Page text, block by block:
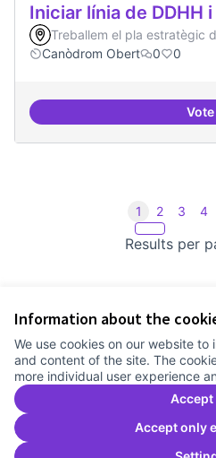
Information about the
We use cookies on our website
and content of the site. The
more individual user experience
Accept
Accept only
Iniciar línia de DDHH
Treballem el pla estratègic
Canòdrom Obert
0 0
Vote
Results per
1 2 3 4
Cookie settings
Comunitat Canòdrom at Facebook
(External link)
Comunitat Canòdrom at Instagram
(External link)
Comunitat Canòdrom at YouTube
(External link)
English
Triar la llenguaElegir el idioma